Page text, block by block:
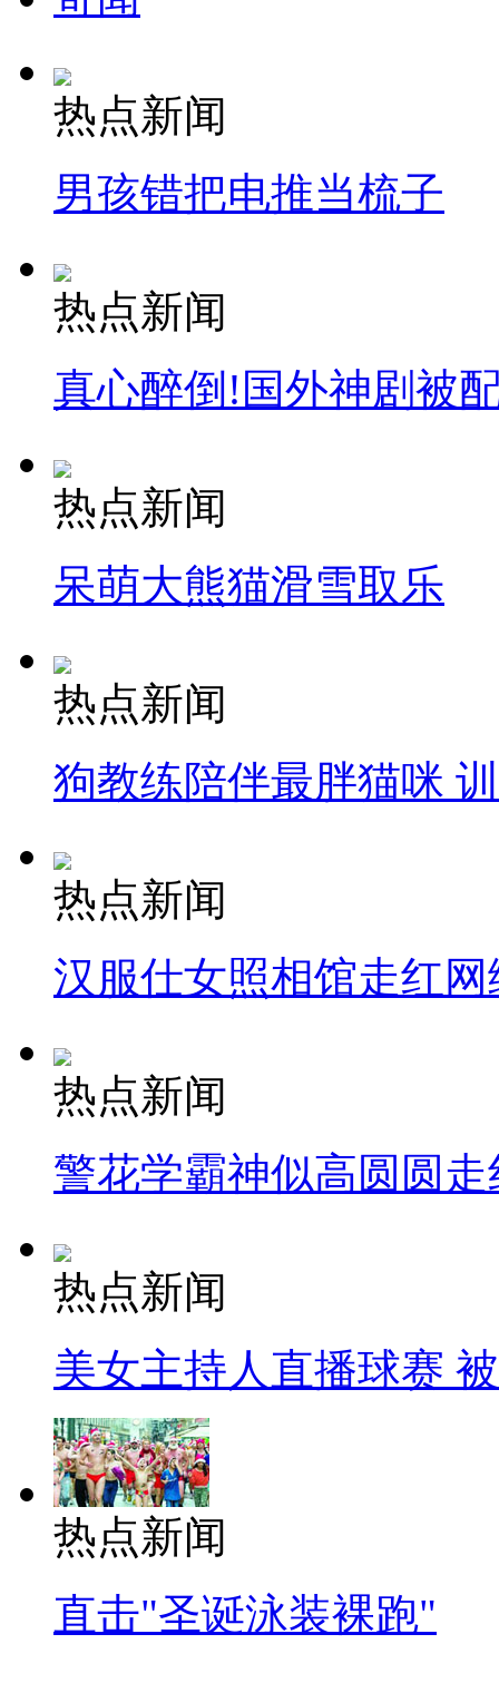
热点新闻
男孩错把电推当梳子
热点新闻
真心醉倒!国外神剧被
热点新闻
呆萌大熊猫滑雪取乐
热点新闻
狗教练陪伴最胖猫咪
热点新闻
汉服仕女照相馆走红网
热点新闻
警花学霸神似高圆圆走
热点新闻
美女主持人直播球赛
热点新闻
直击"圣诞泳装裸跑"